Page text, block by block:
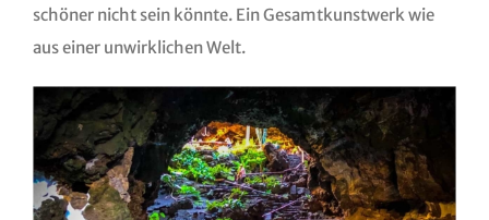
schöner nicht sein könnte. Ein Gesamtkunstwerk wie
aus einer unwirklichen Welt.